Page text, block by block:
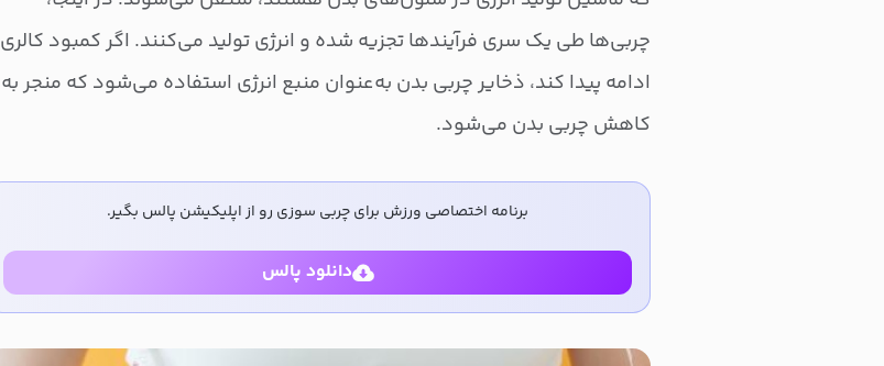
چربی‌ها طی یک سری فرآیندها تجزیه شده و انرژی تولید می‌کنند. اگر کمبود کالری
ادامه پیدا کند، ذخایر چربی بدن به‌عنوان منبع انرژی استفاده می‌شود که منجر به
کاهش چربی بدن می‌شود.
برنامه اختصاصی ورزش برای چربی سوزی رو از اپلیکیشن پالس بگیر.
دانلود پالس